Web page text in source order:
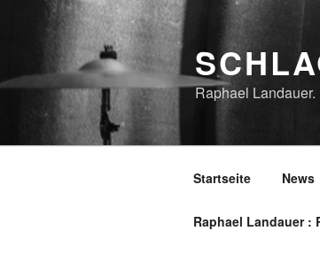
Raphael
Startseite News
Raphael Landauer :